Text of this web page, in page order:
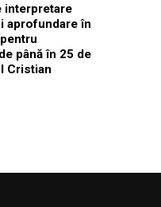
interpretare
aprofundare în
până în 25 de
Cristian